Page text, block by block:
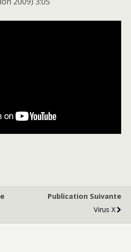
Publication Suivante
Virus X